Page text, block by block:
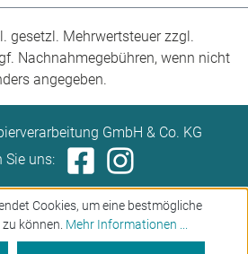
gesetzl. Mehrwertsteuer zzgl.
Nachnahmegebühren, wenn nicht
angegeben.
GmbH & Co. KG
Sie uns:
Cookies, um eine bestmögliche
können. Mehr Informationen ...